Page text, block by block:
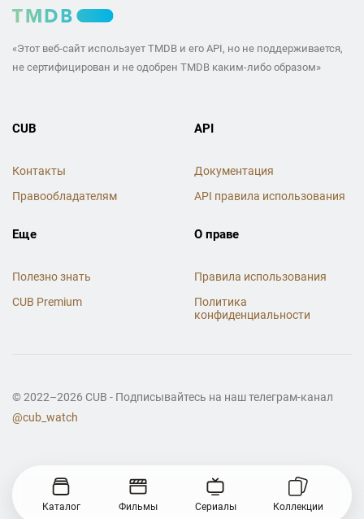
Каталог Фильмы Сериалы Коллекции
«Этот веб-сайт использует TMDB и его API, но не поддерживается,
не сертифицирован и не одобрен TMDB каким-либо образом»
CUB
Контакты
Правообладателям
API
Документация
API правила использования
Еще
Полезно знать
CUB Premium
О праве
Правила использования
Политика
конфиденциальности
© 2022–2026 CUB - Подписывайтесь на наш телеграм-канал
@cub_watch